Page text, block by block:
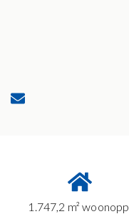
1.747,2 m² woonopp.